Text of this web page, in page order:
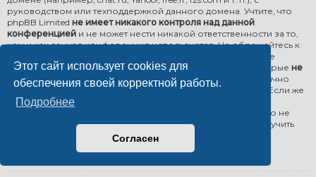
Этот сайт использует cookies для
обеспечения своей корректной работы.
Подробнее
Согласен
руководством или техподдержкой данного домена. Учтите, что
phpBB Limited не имеет никакого контроля над данной
конференцией и не может нести никакой ответственности за то,
кем и как данная конференция используется. Не обращайтесь к
phpBB Limited по юридическим вопросам (о приостановке
работы конференции, ответственности за неё и т. д.), которые не
относятся напрямуюк сайту phpBB.com или которые частично
относятся к программному обеспечению phpBB Limited. Если же
вы всё-таки пошлёте email в адрес phpBB Limited об
, то не
ждите подробного письма, или вы можете вообще не получить